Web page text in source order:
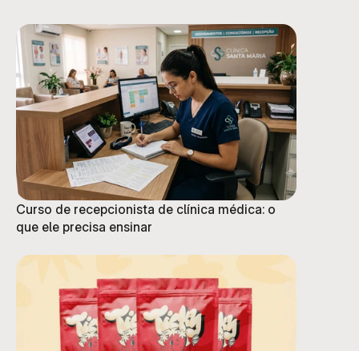
Curso de recepcionista de clínica médica: o
que ele precisa ensinar